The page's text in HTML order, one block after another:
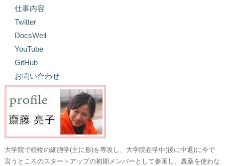
仕事内容
Twitter
DocsWell
YouTube
GitHub
お問い合わせ
大学院で植物の細胞学(主に形)を専攻し、大学院在学中(後に中退)に今で
言うところのスタートアップの初期メンバーとして参画し、農薬を使わな